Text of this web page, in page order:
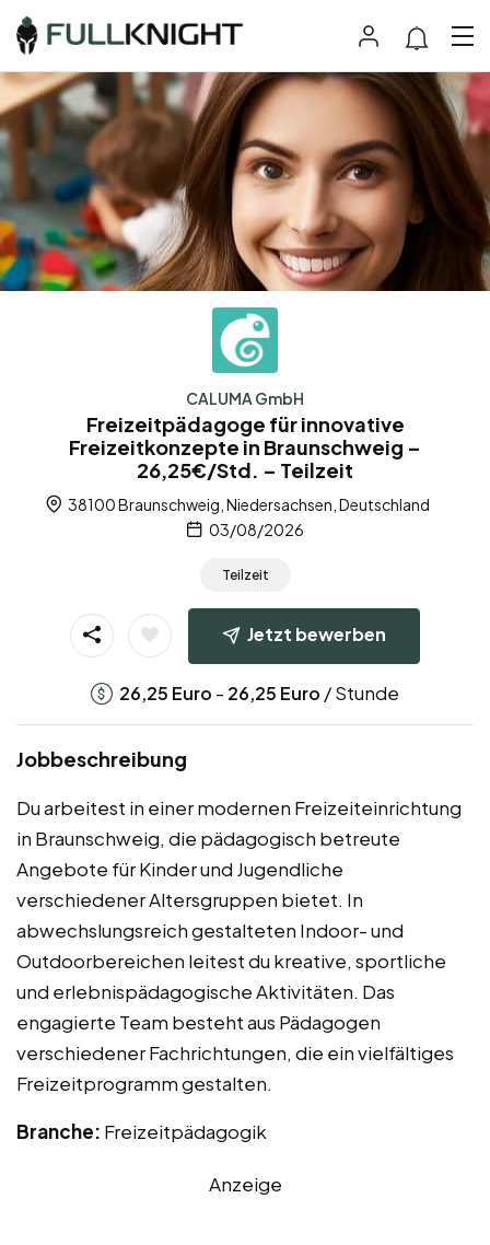
CALUMA GmbH
Freizeitpädagoge für innovative
Freizeitkonzepte in Braunschweig –
26,25€/Std. – Teilzeit
38100 Braunschweig, Niedersachsen, Deutschland
03/08/2026
Teilzeit
Jetzt bewerben
26,25 Euro - 26,25 Euro / Stunde
Jobbeschreibung
Du arbeitest in einer modernen Freizeiteinrichtung
in Braunschweig, die pädagogisch betreute
Angebote für Kinder und Jugendliche
verschiedener Altersgruppen bietet. In
abwechslungsreich gestalteten Indoor- und
Outdoorbereichen leitest du kreative, sportliche
und erlebnispädagogische Aktivitäten. Das
engagierte Team besteht aus Pädagogen
verschiedener Fachrichtungen, die ein vielfältiges
Freizeitprogramm gestalten.
Branche: Freizeitpädagogik
Anzeige